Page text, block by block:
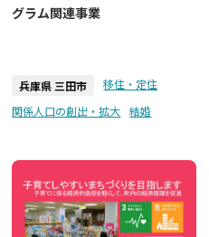
グラム関連事業
兵庫県 三田市
移住・定住
関係人口の創出・拡大
結婚